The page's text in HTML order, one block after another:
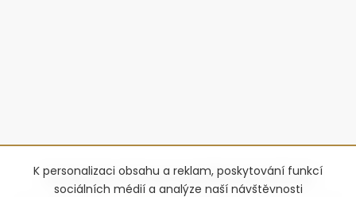
K personalizaci obsahu a reklam, poskytování funkcí
sociálních médií a analýze naší návštěvnosti